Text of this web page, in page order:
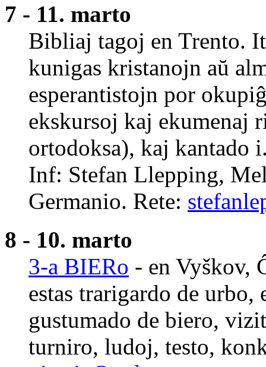
7 - 11. marto
Bibliaj tagoj en Trento.
kunigas kristanojn aŭ
esperantistojn por
ekskursoj kaj ekumenaj
ortodoksa), kaj kantado
Inf: Stefan Llepping,
Germanio. Rete:
8 - 10. marto
3-a BIERo - en Vyškov,
estas trarigardo de
gustumado de biero,
turniro, ludoj, testo,